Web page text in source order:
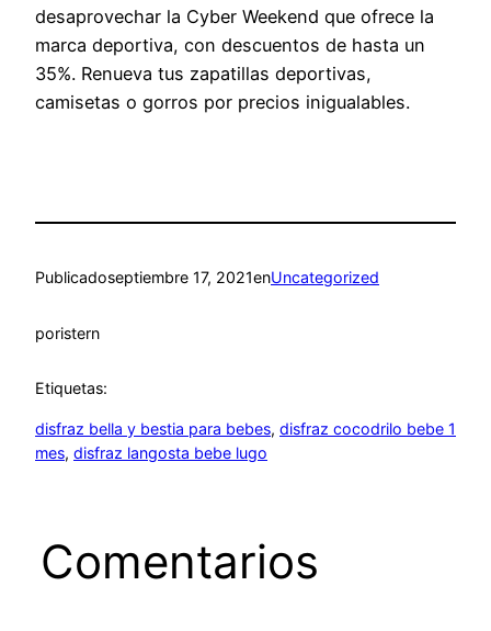
desaprovechar la Cyber Weekend que ofrece la
marca deportiva, con descuentos de hasta un
35%. Renueva tus zapatillas deportivas,
camisetas o gorros por precios inigualables.
Publicadoseptiembre 17, 2021enUncategorized
poristern
Etiquetas:
disfraz bella y bestia para bebes, disfraz cocodrilo bebe 1
mes, disfraz langosta bebe lugo
Comentarios